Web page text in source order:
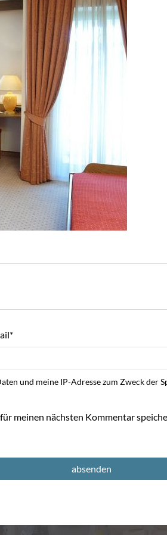
*
und meine IP-Adresse zum Zweck der
meinen nächsten Kommentar